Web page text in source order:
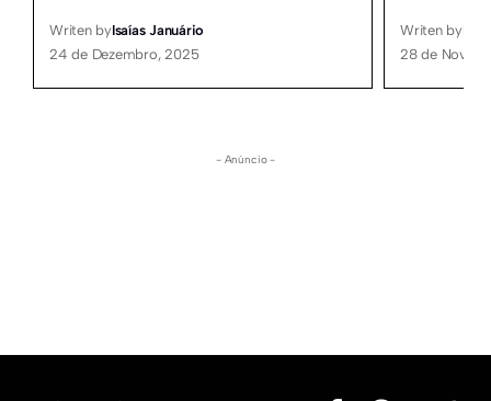
Writen byIsaías Januário
24 de Dezembro, 2025
Writen by
28 de
- Anúncio -